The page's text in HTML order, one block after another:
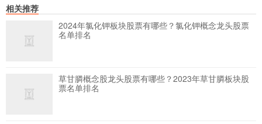
相关推荐
2024年氯化钾板块股票有哪些？氯化钾概念龙头股票
名单排名
草甘膦概念股龙头股票有哪些？2023年草甘膦板块股
票名单排名